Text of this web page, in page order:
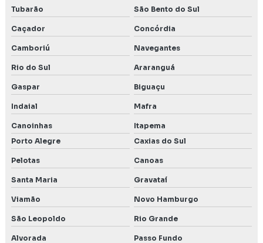
Tubarão São Bento do Sul
Caçador Concórdia
Camboriú Navegantes
Rio do Sul Araranguá
Gaspar Biguaçu
Indaial Mafra
Canoinhas
Itapema
Porto Alegre
Caxias do Sul
Pelotas Canoas
Santa Maria Gravataí
Viamão Novo Hamburgo
São Leopoldo Rio Grande
Alvorada Passo Fundo